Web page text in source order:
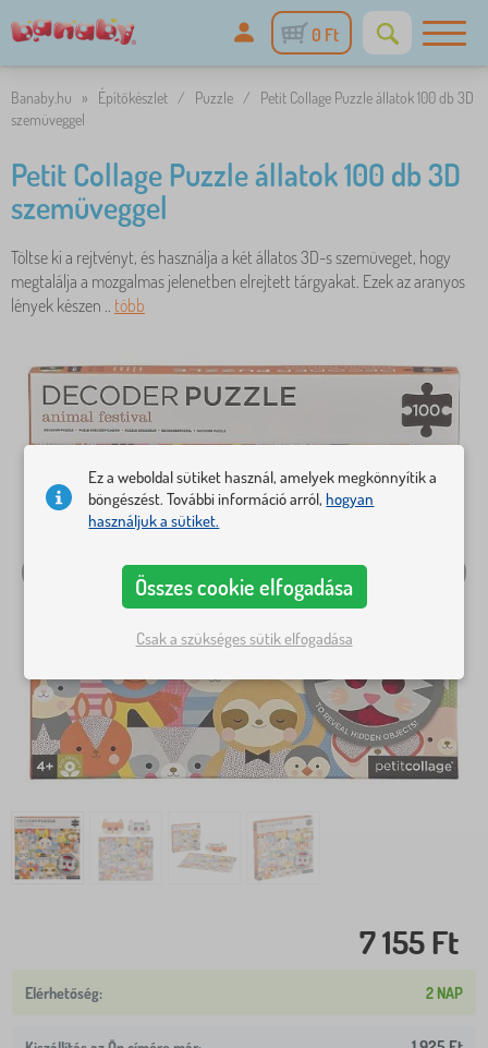
0 Ft
Banaby.hu » Építőkészlet / Puzzle /
Petit Collage Puzzle állatok 100 db 3D
szemüveggel
Petit Collage Puzzle állatok 100 db 3D
szemüveggel
Töltse ki a rejtvényt, és használja a két állatos 3D-s szemüveget, hogy
megtalálja a mozgalmas jelenetben elrejtett tárgyakat. Ezek az aranyos
lények készen .. több
7 155 Ft
2 NAP
Ez a weboldal sütiket használ, amelyek megkönnyítik a
böngészést. További információ arról,hogyan
használjuk a sütiket.
Összes cookie elfogadása
Csak a szükséges sütik elfogadása